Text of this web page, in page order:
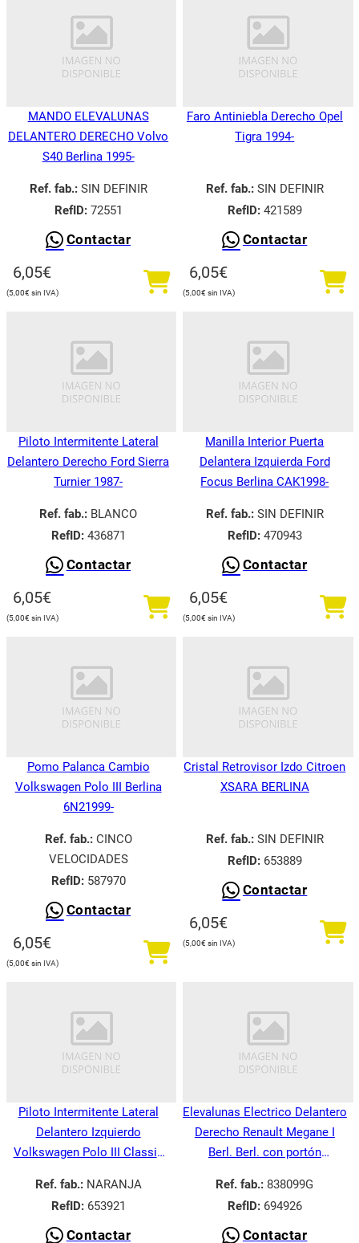
MANDO ELEVALUNAS
DELANTERO DERECHO Volvo
S40 Berlina 1995-
Ref. fab.:SIN DEFINIR
RefID:72551
Contactar
6,05€
5,00€
Faro Antiniebla Derecho Opel
Tigra 1994-
Ref. fab.:SIN DEFINIR
RefID:421589
Contactar
6,05€
5,00€
Piloto Intermitente Lateral
Delantero Derecho Ford Sierra
Turnier 1987-
Ref. fab.: BLANCO
RefID:436871
Contactar
6,05€
5,00€
Manilla Interior Puerta
Delantera Izquierda Ford
Focus Berlina CAK1998-
Ref. fab.:SIN DEFINIR
RefID:470943
Contactar
6,05€
5,00€
Pomo Palanca Cambio
Volkswagen Polo III Berlina
6N21999-
Ref. fab.:CINCO
VELOCIDADES
RefID:587970
Contactar
6,05€
5,00€
Cristal Retrovisor Izdo Citroen
XSARA BERLINA
Ref. fab.:SIN DEFINIR
RefID:653889
Contactar
6,05€
5,00€
Piloto Intermitente Lateral
Delantero Izquierdo
Volkswagen Polo III Classic
Ref. fab.:NARANJA
RefID:653921
Contactar
Elevalunas Electrico Delantero
Derecho Renault Megane I
Berl. Berl. con portón
Ref. fab.: 838099G
RefID:694926
Contactar